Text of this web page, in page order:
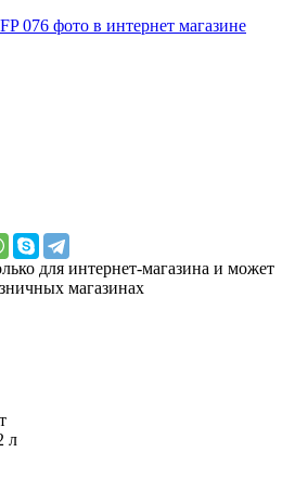
для интернет-магазина и может
магазинах
л